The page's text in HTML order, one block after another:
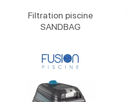
Filtration piscine
SANDBAG